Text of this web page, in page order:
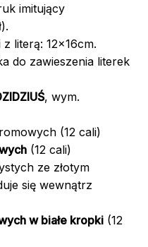
imitujący
literą: 12x16cm.
do zawieszenia literek
, wym.
(12 cali)
(12 cali)
ze złotym
się wewnątrz
w białe kropki(12